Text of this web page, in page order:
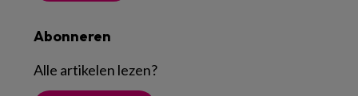
Abonneren
Alle artikelen lezen?